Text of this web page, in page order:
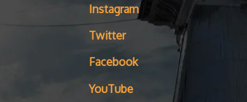
Instagram
Twitter
Facebook
YouTube